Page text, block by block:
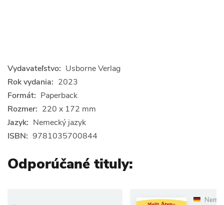
Vydavateľstvo: Usborne Verlag
Rok vydania: 2023
Formát: Paperback
Rozmer: 220 x 172 mm
Jazyk: Nemecký jazyk
ISBN: 9781035700844
Odporúčané tituly:
Nemecký jazyk